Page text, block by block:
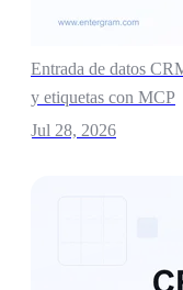
Entrada de datos
y etiquetas con MCP
Jul 28, 2026